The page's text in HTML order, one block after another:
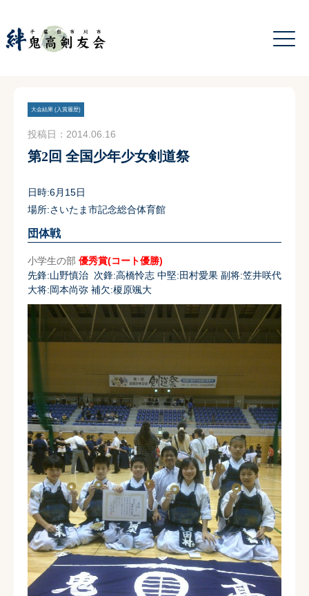
大会結果 (入賞履歴)
投稿日：2014.06.16
第2回 全国少年少女剣道祭
日時:6月15日
場所:さいたま市記念総合体育館
団体戦
小学生の部 優秀賞(コート優勝)
先鋒:山野慎治 次鋒:高橋怜志 中堅:田村愛果 副将:笠井咲代
大将:岡本尚弥 補欠:榎原颯大